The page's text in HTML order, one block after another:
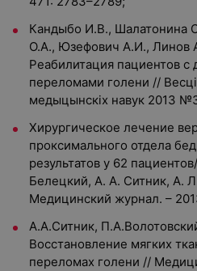
Кандыбо И.В., Шалатонина
О.А., Юзефович А.И., Линов
Реабилитация пациентов с
переломами голени //
медыцынскіх навук 2013
Хирургическое лечение
проксимального отдела
результатов у 62
Белецкий, А. А. Ситник, А.
Медицинский журнал. –
А.А.Ситник,
Восстановление мягких
переломах голени //